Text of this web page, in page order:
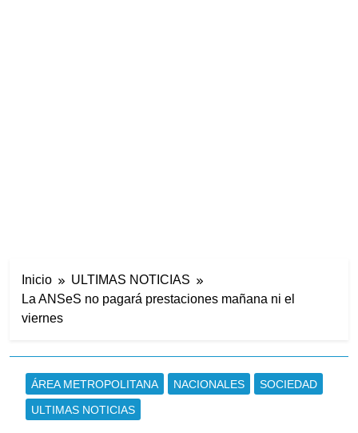
Inicio
ULTIMAS NOTICIAS
La ANSeS no pagará prestaciones mañana ni el
viernes
ÁREA METROPOLITANA NACIONALES
SOCIEDAD
ULTIMAS NOTICIAS